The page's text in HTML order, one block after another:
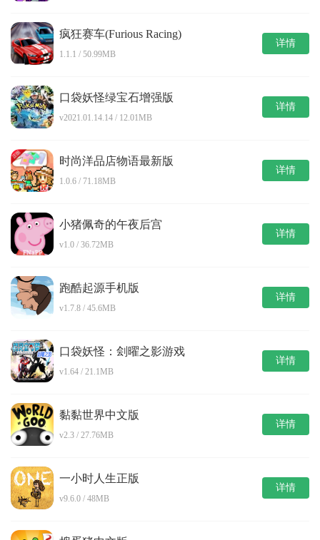
疯狂赛车(Furious Racing)
1.1.1 / 50.99MB
详情
口袋妖怪绿宝石增强版
v2021.01.14.14 / 12.01MB
详情
时尚洋品店物语最新版
1.0.6 / 71.18MB
详情
小猪佩奇的午夜后宫
v1.0 / 36.72MB
详情
跑酷起源手机版
v1.7.8 / 45.6MB
详情
口袋妖怪：刽曜之影游戏
v1.64 / 21.1MB
详情
黏黏世界中文版
v2.3 / 27.76MB
详情
一小时人生正版
v9.6.0 / 48MB
详情